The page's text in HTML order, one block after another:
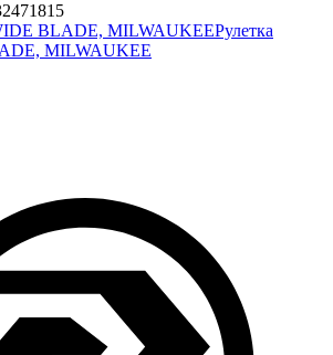
BLADE, MILWAUKEEРулетка
MILWAUKEE